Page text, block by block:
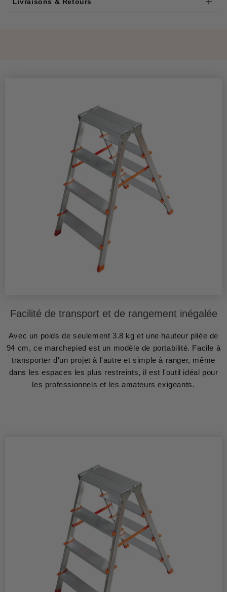
Facilité de transport et de rangement inégalée
Avec un poids de seulement 3.8 kg et une hauteur pliée de
94 cm, ce marchepied est un modèle de portabilité. Facile à
transporter d'un projet à l'autre et simple à ranger, même
dans les espaces les plus restreints, il est l'outil idéal pour
les professionnels et les amateurs exigeants.